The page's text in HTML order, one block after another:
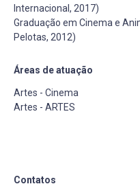
Internacional, 2017)
Graduação em Cinema e
Pelotas, 2012)
Áreas de atuação
Artes - Cinema
Artes - ARTES
Contatos